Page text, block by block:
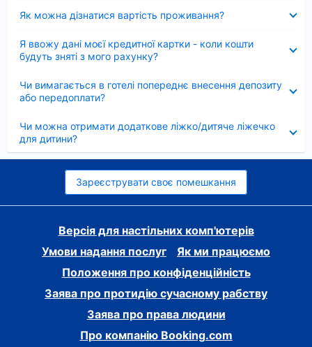
Як можна дізнатися вартість проживання?
Я ввожу дані моєї кредитної картки - коли кошти
будуть зняті з мого рахунку?
Чи вимагається в готелі попереднє внесення депозиту
або передоплати?
Чи можна отримати додаткове ліжко/дитяче ліжечко
для дитини?
Зареєструвати своє помешкання
Версія для настільних комп'ютерів
Умови надання послуг
Як ми працюємо
Положення про конфіденційність
Заява про протидію сучасному рабству
Заява про права людини
Про компанію Booking.com